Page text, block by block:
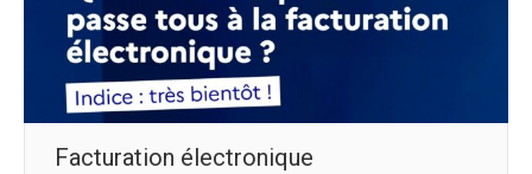
Facturation électronique